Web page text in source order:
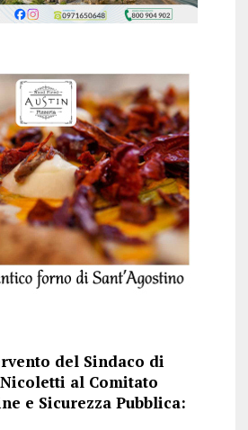
del Sindaco di
al Comitato
e Sicurezza Pubblica: